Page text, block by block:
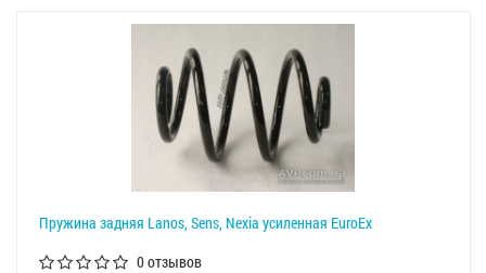
Пружина задняя Lanos, Sens, Nexia усиленная EuroEx
0 отзывов